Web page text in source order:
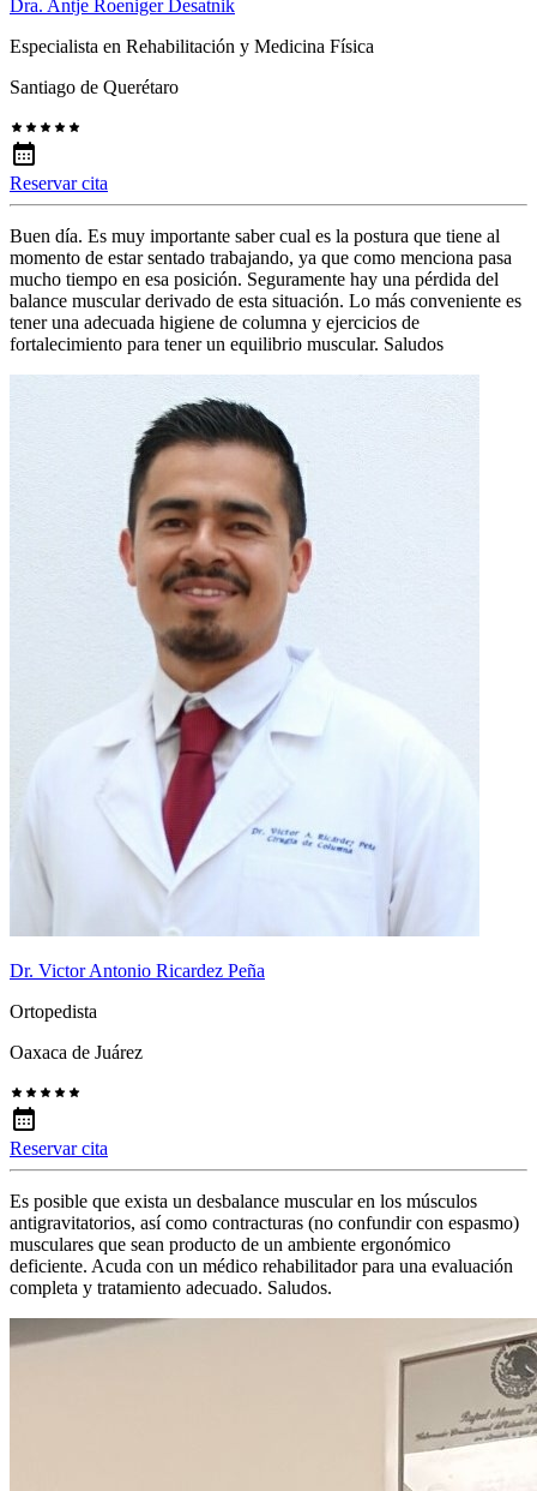
Dra. Antje Roeniger Desatnik
Especialista en Rehabilitación y Medicina Física
Santiago de Querétaro
Reservar cita
Buen día. Es muy importante saber cual es la postura que tiene al
momento de estar sentado trabajando, ya que como menciona pasa
mucho tiempo en esa posición. Seguramente hay una pérdida del
balance muscular derivado de esta situación. Lo más conveniente es
tener una adecuada higiene de columna y ejercicios de
fortalecimiento para tener un equilibrio muscular. Saludos
Dr. Victor Antonio Ricardez Peña
Ortopedista
Oaxaca de Juárez
Reservar cita
Es posible que exista un desbalance muscular en los músculos
antigravitatorios, así como contracturas (no confundir con espasmo)
musculares que sean producto de un ambiente ergonómico
deficiente. Acuda con un médico rehabilitador para una evaluación
completa y tratamiento adecuado. Saludos.